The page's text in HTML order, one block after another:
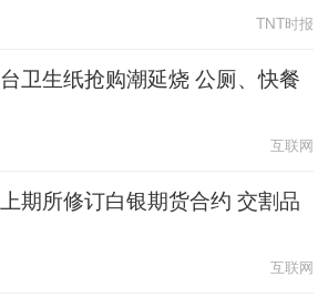
TNT时报
台卫生纸抢购潮延烧 公厕、快餐
互联网
上期所修订白银期货合约 交割品
互联网